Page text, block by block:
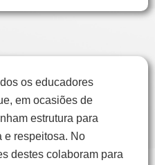
os educadores
em ocasiões de
estrutura para
e respeitosa. No
destes colaboram para